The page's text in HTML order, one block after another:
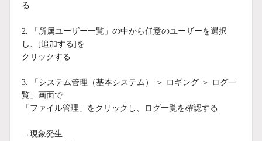
る
2. 「所属ユーザー一覧」の中から任意のユーザーを選択
し、[追加する]を
クリックする
3. 「システム管理（基本システム） ＞ ロギング ＞ ログ一
覧」画面で
「ファイル管理」をクリックし、ログ一覧を確認する
→現象発生